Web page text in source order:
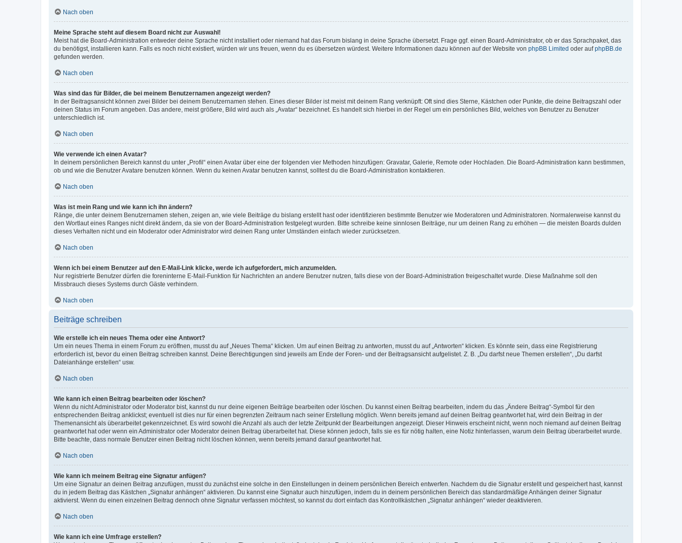
Nach oben
Meine Sprache steht auf diesem Board nicht zur Auswahl!
Meist hat die Board-Administration entweder deine Sprache nicht installiert oder niemand hat das Forum bislang in deine Sprache übersetzt. Frage ggf. einen Board-Administrator, ob er das Sprachpaket, das
du benötigst, installieren kann. Falls es noch nicht existiert, würden wir uns freuen, wenn du es übersetzen würdest. Weitere Informationen dazu können auf der Website von phpBB Limited oder aufphpBB.de
gefunden werden.
Nach oben
Was sind das für Bilder, die bei meinem Benutzernamen angezeigt werden?
In der Beitragsansicht können zwei Bilder bei deinem Benutzernamen stehen. Eines dieser Bilder ist meist mit deinem Rang verknüpft: Oft sind dies Sterne, Kästchen oder Punkte, die deine Beitragszahl oder
deinen Status im Forum angeben. Das andere, meist größere, Bild wird auch als „Avatar“ bezeichnet. Es handelt sich hierbei in der Regel um ein persönliches Bild, welches von Benutzer zu Benutzer
unterschiedlich ist.
Nach oben
Wie verwende ich einen Avatar?
In deinem persönlichen Bereich kannst du unter „Profil“ einen Avatar über eine der folgenden vier Methoden hinzufügen: Gravatar, Galerie, Remote oder Hochladen. Die Board-Administration kann bestimmen,
ob und wie die Benutzer Avatare benutzen können. Wenn du keinen Avatar benutzen kannst, solltest du die Board-Administration kontaktieren.
Nach oben
Was ist mein Rang und wie kann ich ihn ändern?
Ränge, die unter deinem Benutzernamen stehen, zeigen an, wie viele Beiträge du bislang erstellt hast oder identifizieren bestimmte Benutzer wie Moderatoren und Administratoren. Normalerweise kannst du
den Wortlaut eines Ranges nicht direkt ändern, da sie von der Board-Administration festgelegt wurden. Bitte schreibe keine sinnlosen Beiträge, nur um deinen Rang zu erhöhen — die meisten Boards dulden
dieses Verhalten nicht und ein Moderator oder Administrator wird deinen Rang unter Umständen einfach wieder zurücksetzen.
Nach oben
Wenn ich bei einem Benutzer auf den E-Mail-Link klicke, werde ich aufgefordert, mich anzumelden.
Nur registrierte Benutzer dürfen die foreninterne E-Mail-Funktion für Nachrichten an andere Benutzer nutzen, falls diese von der Board-Administration freigeschaltet wurde. Diese Maßnahme soll den
Missbrauch dieses Systems durch Gäste verhindern.
Nach oben
Beiträge schreiben
Wie erstelle ich ein neues Thema oder eine Antwort?
Um ein neues Thema in einem Forum zu eröffnen, musst du auf „Neues Thema“ klicken. Um auf einen Beitrag zu antworten, musst du auf „Antworten“ klicken. Es könnte sein, dass eine Registrierung
erforderlich ist, bevor du einen Beitrag schreiben kannst. Deine Berechtigungen sind jeweils am Ende der Foren- und der Beitragsansicht aufgelistet. Z. B. „Du darfst neue Themen erstellen“, „Du darfst
Dateianhänge erstellen“ usw.
Nach oben
Wie kann ich einen Beitrag bearbeiten oder löschen?
Wenn du nicht Administrator oder Moderator bist, kannst du nur deine eigenen Beiträge bearbeiten oder löschen. Du kannst einen Beitrag bearbeiten, indem du das „Ändere Beitrag“-Symbol für den
entsprechenden Beitrag anklickst; eventuell ist dies nur für einen begrenzten Zeitraum nach seiner Erstellung möglich. Wenn bereits jemand auf deinen Beitrag geantwortet hat, wird dein Beitrag in der
Themenansicht als überarbeitet gekennzeichnet. Es wird sowohl die Anzahl als auch der letzte Zeitpunkt der Bearbeitungen angezeigt. Dieser Hinweis erscheint nicht, wenn noch niemand auf deinen Beitrag
geantwortet hat oder wenn ein Administrator oder Moderator deinen Beitrag überarbeitet hat. Diese können jedoch, falls sie es für nötig halten, eine Notiz hinterlassen, warum dein Beitrag überarbeitet wurde.
Bitte beachte, dass normale Benutzer einen Beitrag nicht löschen können, wenn bereits jemand darauf geantwortet hat.
Nach oben
Wie kann ich meinem Beitrag eine Signatur anfügen?
Um eine Signatur an deinen Beitrag anzufügen, musst du zunächst eine solche in den Einstellungen in deinem persönlichen Bereich entwerfen. Nachdem du die Signatur erstellt und gespeichert hast, kannst
du in jedem Beitrag das Kästchen „Signatur anhängen“ aktivieren. Du kannst eine Signatur auch hinzufügen, indem du in deinem persönlichen Bereich das standardmäßige Anhängen deiner Signatur
aktivierst. Wenn du einen einzelnen Beitrag dennoch ohne Signatur verfassen möchtest, so kannst du dort einfach das Kontrollkästchen „Signatur anhängen“ wieder deaktivieren.
Nach oben
Wie kann ich eine Umfrage erstellen?